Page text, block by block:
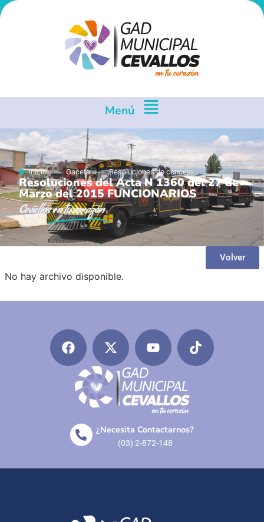
Menú
Inicio Gaceta Resoluciones de concejo
Resoluciones del Acta N 1360 del 27 de
Marzo del 2015 FUNCIONARIOS
Cevallosen tu corazón
Volver
No hay archivo disponible.
¿Necesita Contactarnos?
(03) 2-872-148